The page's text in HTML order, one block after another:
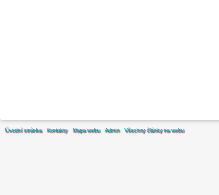
Úvodní stránka Kontakty Mapa webu Admin Všechny články na webu